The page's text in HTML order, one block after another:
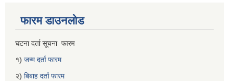
फारम डाउनलोड
घटना दर्ता सूचना फारम
१) जन्म दर्ता फारम
२) बिबाह दर्ता फारम